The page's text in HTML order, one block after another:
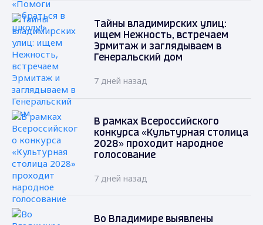
Тайны владимирских улиц:
ищем Нежность, встречаем
Эрмитаж и заглядываем в
Генеральский дом
7 дней назад
В рамках Всероссийского
конкурса «Культурная столица
2028» проходит народное
голосование
7 дней назад
Во Владимире выявлены